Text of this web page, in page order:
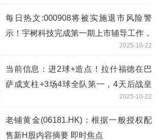
每日热文:000908将被实施退市风险警
示！宇树科技完成第一期上市辅导工作，
2025-10-22
当前信息：进2球+造点！拉什福德在巴
萨成支柱+3场4球全队第一，4天后战皇
2025-10-22
老铺黄金(06181.HK)：根据一般授权配
售新H股内容摘要 即时焦点